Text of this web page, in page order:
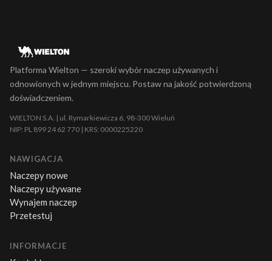
Platforma Wielton — szeroki wybór naczep używanych i
odnowionych w jednym miejscu. Postaw na jakość potwierdzoną
doświadczeniem.
WIELTON S.A. | ul. Rymarkiewicza 6, 98-300 Wieluń
NIP: PL 899 24 62 770 | KRS: 0000225220
NAWIGACJA
Naczepy nowe
Naczepy używane
Wynajem naczep
Przetestuj
INFORMACJE